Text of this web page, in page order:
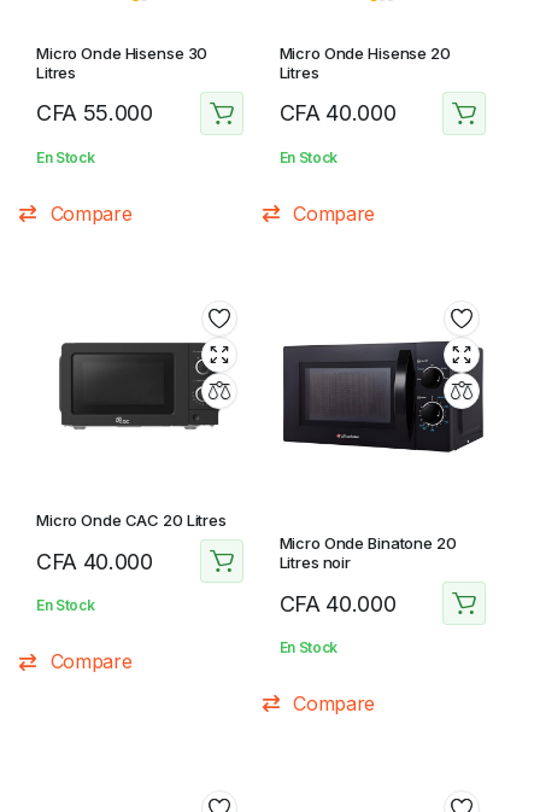
Micro Onde Hisense 30
Litres
CFA 55.000
En Stock
Compare
Micro Onde Hisense 20
Litres
CFA 40.000
En Stock
Compare
Micro Onde CAC 20 Litres
CFA 40.000
En Stock
Compare
Micro Onde Binatone 20
Litres noir
CFA 40.000
En Stock
Compare